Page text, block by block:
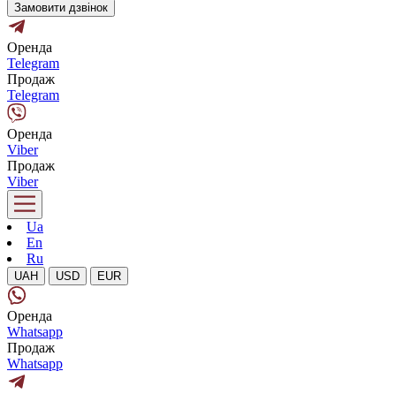
Замовити дзвінок
Оренда
Telegram
Продаж
Telegram
Оренда
Viber
Продаж
Viber
Ua
En
Ru
UAH USD EUR
Оренда
Whatsapp
Продаж
Whatsapp